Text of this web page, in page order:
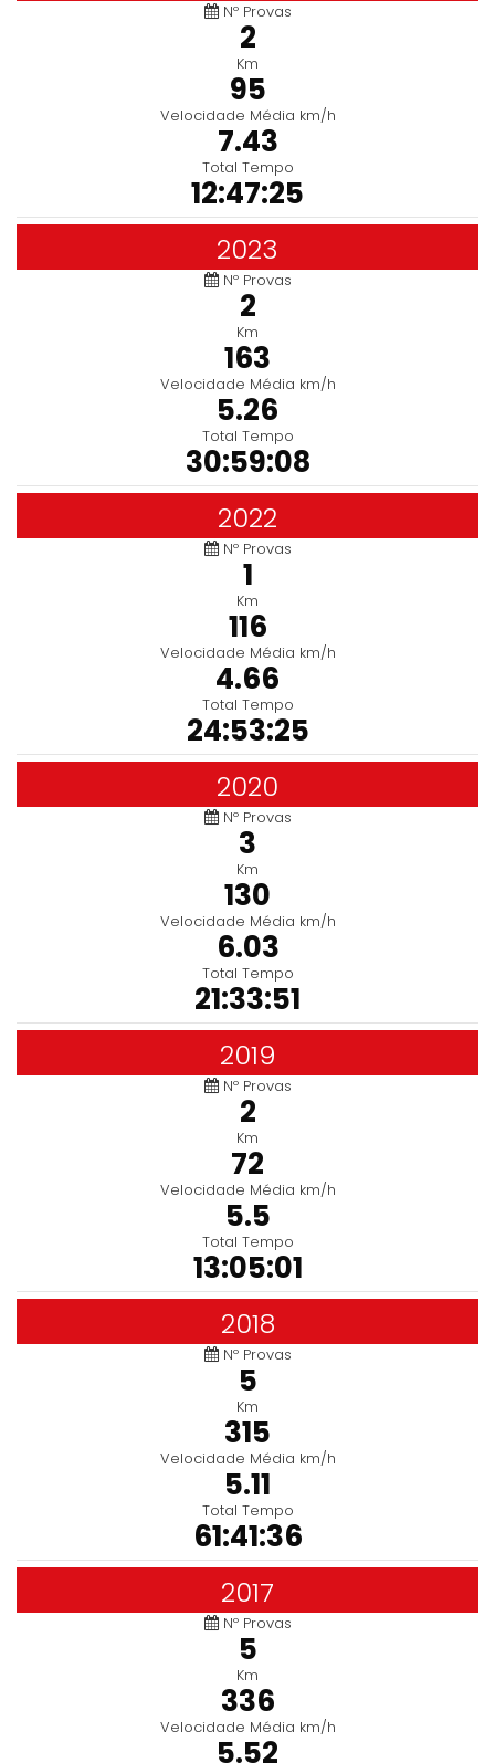
Nº Provas
2
Km
95
Velocidade Média km/h
7.43
Total Tempo
12:47:25
2023
Nº Provas
2
Km
163
Velocidade Média km/h
5.26
Total Tempo
30:59:08
2022
Nº Provas
1
Km
116
Velocidade Média km/h
4.66
Total Tempo
24:53:25
2020
Nº Provas
3
Km
130
Velocidade Média km/h
6.03
Total Tempo
21:33:51
2019
Nº Provas
2
Km
72
Velocidade Média km/h
5.5
Total Tempo
13:05:01
2018
Nº Provas
5
Km
315
Velocidade Média km/h
5.11
Total Tempo
61:41:36
2017
Nº Provas
5
Km
336
Velocidade Média km/h
5.52